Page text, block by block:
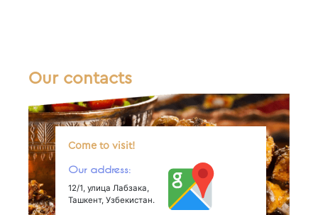
Our contacts
Come to visit!
Our address:
12/1, улица Лабзака,
Ташкент, Узбекистан.